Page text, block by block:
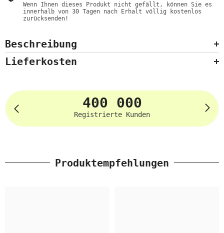
Wenn Ihnen dieses Produkt nicht gefällt, können Sie es
innerhalb von 30 Tagen nach Erhalt völlig kostenlos
zurücksenden!
Beschreibung
Lieferkosten
400 000
Registrierte Kunden
Produktempfehlungen